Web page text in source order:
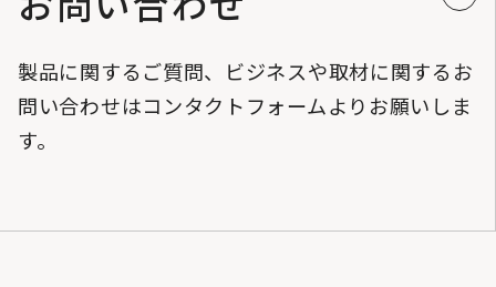
製品に関するご質問、ビジネスや取材に関するお
問い合わせはコンタクトフォームよりお願いしま
す。